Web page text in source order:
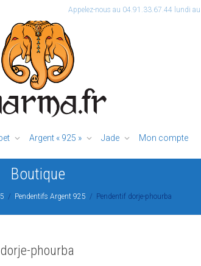
Appelez-nous au 04.91.33.67.44 lundi
Argent « 925 » Jade Mon compte
Boutique
Pendentifs Argent 925 Pendentif dorje-phourba
phourba